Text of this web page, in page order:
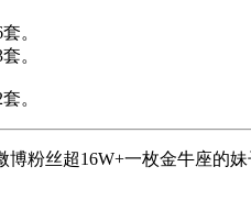
。
。
。
博粉丝超16W+一枚金牛座的